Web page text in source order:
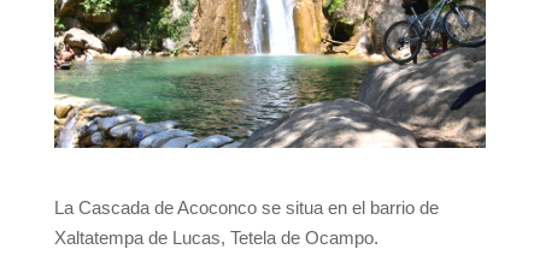
La Cascada de Acoconco se situa en el barrio de
Xaltatempa de Lucas, Tetela de Ocampo.